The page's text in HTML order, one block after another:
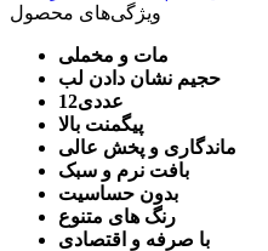
ویژگی‌های محصول
مات و مخملی
حجیم نشان دادن لب
12عددی
پیگمنت بالا
ماندگاری و پخش عالی
بافت نرم و سبک
بدون حساسیت
رنگ های متنوع
با صرفه و اقتصادی